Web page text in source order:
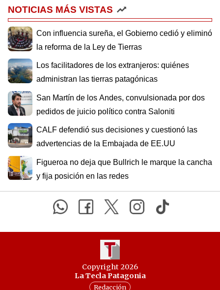
NOTICIAS MÁS VISTAS
Con influencia sureña, el Gobierno cedió y eliminó
la reforma de la Ley de Tierras
Los facilitadores de los extranjeros: quiénes
administran las tierras patagónicas
San Martín de los Andes, convulsionada por dos
pedidos de juicio político contra Saloniti
CALF defendió sus decisiones y cuestionó las
advertencias de la Embajada de EE.UU
Figueroa no deja que Bullrich le marque la cancha
y fija posición en las redes
Copyright 2026
La Tecla Patagonia
Redacción